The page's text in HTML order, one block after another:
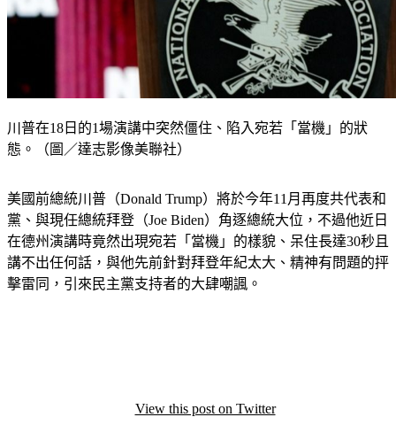
川普在18日的1場演講中突然僵住、陷入宛若「當機」的狀
美國前總統川普（Donald Trump）將於今年11月再度共代表和
黨、與現任總統拜登（Joe Biden）角逐總統大位，不過他近日
在德州演講時竟然出現宛若「當機」的樣貌、呆住長達30秒且
講不出任何話，與他先前針對拜登年紀太大、精神有問題的抨